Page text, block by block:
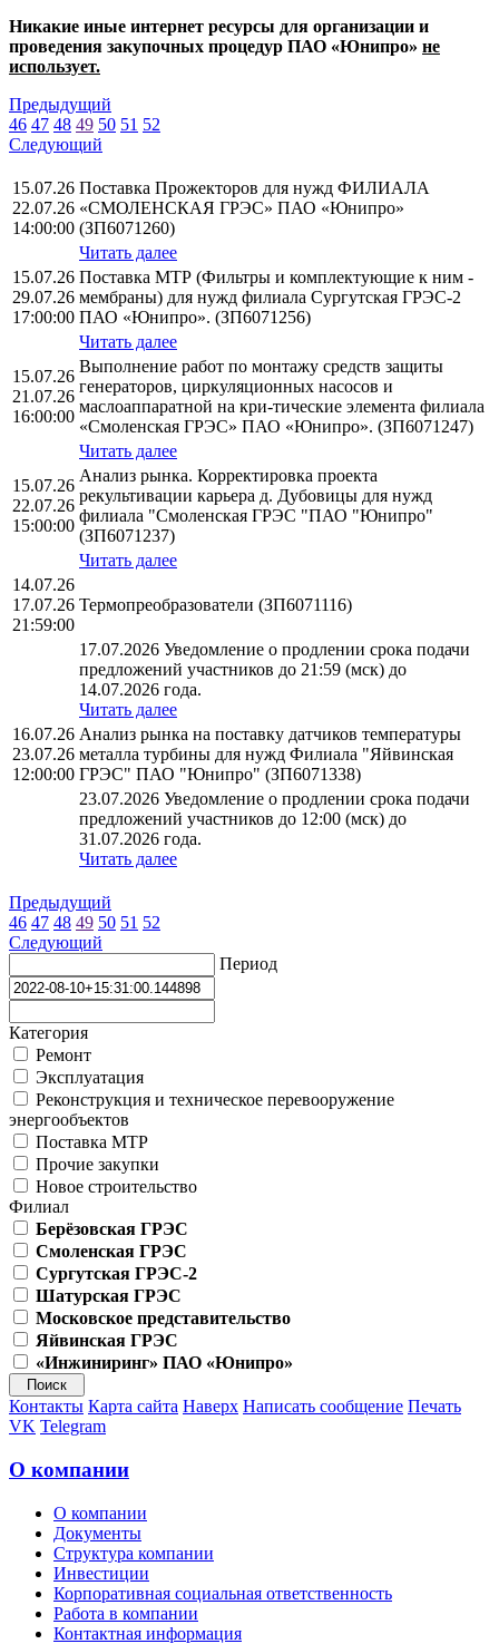
Никакие иные интернет ресурсы для организации и
проведения закупочных процедур ПАО «Юнипро» не
использует.
Предыдущий
46 47 48 49 50 51 52
Следующий
15.07.26
22.07.26
14:00:00
Поставка Прожекторов для нужд ФИЛИАЛА
«СМОЛЕНСКАЯ ГРЭС» ПАО «Юнипро»
(ЗП6071260)
Читать далее
15.07.26
29.07.26
17:00:00
Поставка МТР (Фильтры и комплектующие к ним -
мембраны) для нужд филиала Сургутская ГРЭС-2
ПАО «Юнипро». (ЗП6071256)
Читать далее
15.07.26
21.07.26
16:00:00
Выполнение работ по монтажу средств защиты
генераторов, циркуляционных насосов и
маслоаппаратной на кри-тические элемента филиала
«Смоленская ГРЭС» ПАО «Юнипро». (ЗП6071247)
Читать далее
15.07.26
22.07.26
15:00:00
Анализ рынка. Корректировка проекта
рекультивации карьера д. Дубовицы для нужд
филиала "Смоленская ГРЭС "ПАО "Юнипро"
(ЗП6071237)
Читать далее
14.07.26
17.07.26
21:59:00
Термопреобразователи (ЗП6071116)
17.07.2026 Уведомление о продлении срока подачи
предложений участников до 21:59 (мск) до
14.07.2026 года.
Читать далее
16.07.26
23.07.26
12:00:00
Анализ рынка на поставку датчиков температуры
металла турбины для нужд Филиала "Яйвинская
ГРЭС" ПАО "Юнипро" (ЗП6071338)
23.07.2026 Уведомление о продлении срока подачи
предложений участников до 12:00 (мск) до
31.07.2026 года.
Читать далее
Предыдущий
46 47 48 49 50 51 52
Следующий
Период
Категория
Ремонт
Эксплуатация
Реконструкция и техническое перевооружение
энергообъектов
Поставка МТР
Прочие закупки
Новое строительство
Филиал
Берёзовская ГРЭС
Смоленская ГРЭС
Сургутская ГРЭС-2
Шатурская ГРЭС
Московское представительство
Яйвинская ГРЭС
«Инжиниринг» ПАО «Юнипро»
Контакты Карта сайта Наверх Написать сообщение Печать
VK Telegram
О компании
О компании
Документы
Структура компании
Инвестиции
Корпоративная социальная ответственность
Работа в компании
Контактная информация